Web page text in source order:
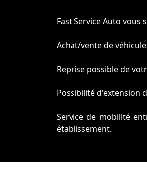
Fast Service Auto vous
Achat/vente de
Reprise possible de
Possibilité d'extension
Service de mobilité
établissement.
RAIL, vente de turbo et